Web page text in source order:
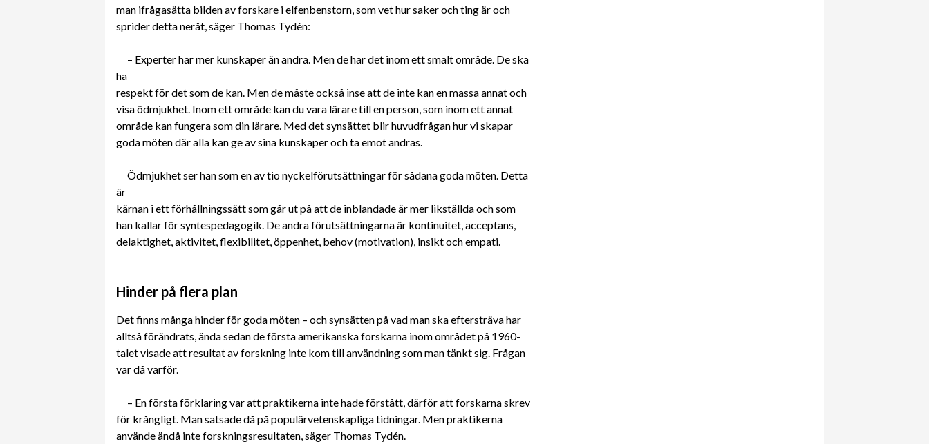
man ifrågasätta bilden av forskare i elfenbenstorn, som vet hur saker och ting är och
sprider detta neråt, säger Thomas Tydén:
– Experter har mer kunskaper än andra. Men de har det inom ett smalt område. De ska
ha
respekt för det som de kan. Men de måste också inse att de inte kan en massa annat och
visa ödmjukhet. Inom ett område kan du vara lärare till en person, som inom ett annat
område kan fungera som din lärare. Med det synsättet blir huvudfrågan hur vi skapar
goda möten där alla kan ge av sina kunskaper och ta emot andras.
Ödmjukhet ser han som en av tio nyckelförutsättningar för sådana goda möten. Detta
är
kärnan i ett förhållningssätt som går ut på att de inblandade är mer likställda och som
han kallar för syntespedagogik. De andra förutsättningarna är kontinuitet, acceptans,
delaktighet, aktivitet, flexibilitet, öppenhet, behov (motivation), insikt och empati.
Hinder på flera plan
Det finns många hinder för goda möten – och synsätten på vad man ska eftersträva har
alltså förändrats, ända sedan de första amerikanska forskarna inom området på 1960-
talet visade att resultat av forskning inte kom till användning som man tänkt sig. Frågan
var då varför.
– En första förklaring var att praktikerna inte hade förstått, därför att forskarna skrev
för krångligt. Man satsade då på populärvetenskapliga tidningar. Men praktikerna
använde ändå inte forskningsresultaten, säger Thomas Tydén.